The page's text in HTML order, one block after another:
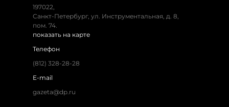
197022,
Санкт-Петербург, ул. Инструментальная, д. 8,
пом. 74.
показать на карте
Телефон
(812) 328-28-28
E-mail
gazeta@dp.ru